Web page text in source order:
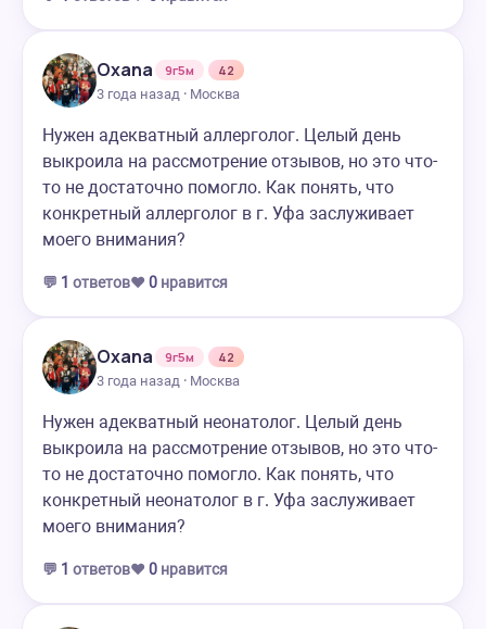
Oxana 9г5м
42
3 года назад · Москва
Нужен адекватный аллерголог. Целый день
выкроила на рассмотрение отзывов, но это что-
то не достаточно помогло. Как понять, что
конкретный аллерголог в г. Уфа заслуживает
моего внимания?
💬 1 ответов❤️ 0 нравится
Oxana 9г5м
42
3 года назад · Москва
Нужен адекватный неонатолог. Целый день
выкроила на рассмотрение отзывов, но это что-
то не достаточно помогло. Как понять, что
конкретный неонатолог в г. Уфа заслуживает
моего внимания?
💬 1 ответов❤️ 0 нравится